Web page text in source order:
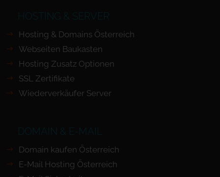
HOSTING & SERVER
Hosting & Domains Österreich
Webseiten Baukasten
Hosting Zusatz Optionen
SSL Zertifikate
Wiederverkäufer Server
DOMAIN & E-MAIL
Domain kaufen Österreich
E-Mail Hosting Österreich